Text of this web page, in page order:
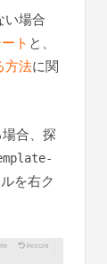
い場合
ト と、
方法に関
合、探
を右ク